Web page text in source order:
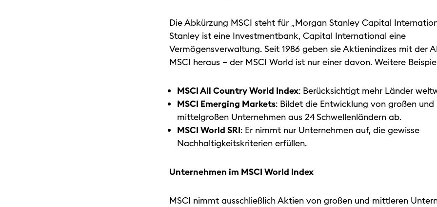
Die Abkürzung MSCI steht für „Morgan Stanley Capital
Stanley ist eine Investmentbank, Capital International eine
Vermögensverwaltung. Seit 1986 geben sie Aktienindizes mit der
MSCI heraus – der MSCI World ist nur einer davon. Weitere
MSCI All Country World Index: Berücksichtigt mehr Länder
MSCI Emerging Markets: Bildet die Entwicklung von großen und
mittelgroßen Unternehmen aus 24 Schwellenländern ab.
MSCI World SRI: Er nimmt nur Unternehmen auf, die gewisse
Nachhaltigkeitskriterien erfüllen.
Unternehmen im MSCI World Index
MSCI nimmt ausschließlich Aktien von großen und mittleren